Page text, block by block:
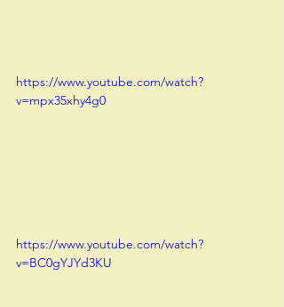
https://www.youtube.com/watch?
v=mpx35xhy4g0
https://www.youtube.com/watch?
v=BC0gYJYd3KU